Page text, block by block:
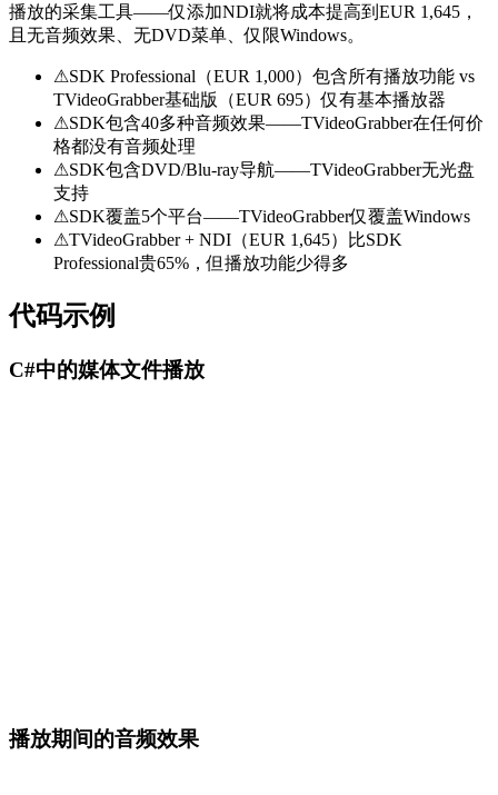
播放的采集工具——仅添加NDI就将成本提高到EUR 1,645，
且无音频效果、无DVD菜单、仅限Windows。
⚠SDK Professional（EUR 1,000）包含所有播放功能 vs
TVideoGrabber基础版（EUR 695）仅有基本播放器
⚠SDK包含40多种音频效果——TVideoGrabber在任何价
格都没有音频处理
⚠SDK包含DVD/Blu-ray导航——TVideoGrabber无光盘
支持
⚠SDK覆盖5个平台——TVideoGrabber仅覆盖Windows
⚠TVideoGrabber + NDI（EUR 1,645）比SDK
Professional贵65%，但播放功能少得多
代码示例
C#中的媒体文件播放
player.Audio_Stream_Select(tracks[1]); // e.g., French
var grabber = new TVideoGrabber();
grabber.PlayerFileName = "video.mp4";
播放期间的音频效果